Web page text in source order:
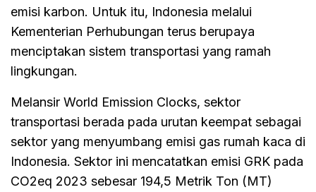
emisi karbon. Untuk itu, Indonesia melalui
Kementerian Perhubungan terus berupaya
menciptakan sistem transportasi yang ramah
lingkungan.
Melansir World Emission Clocks, sektor
transportasi berada pada urutan keempat sebagai
sektor yang menyumbang emisi gas rumah kaca di
Indonesia. Sektor ini mencatatkan emisi GRK pada
CO2eq 2023 sebesar 194,5 Metrik Ton (MT)